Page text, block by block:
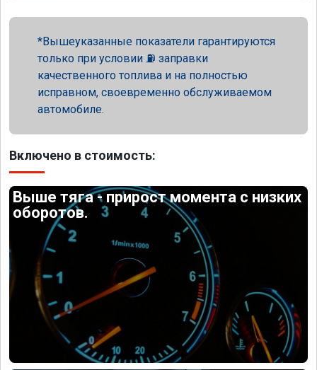
Вышеуказанные показатели гарантируются
только при условии ⛽ заправки
качественного топлива и на полностью
исправном, своевременно обслуживаемом
автомобиле.
Включено в стоимость:
Выше тяга - прирост момента с низких
оборотов.